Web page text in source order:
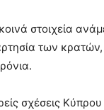
στοιχεία
των
σχέσεις